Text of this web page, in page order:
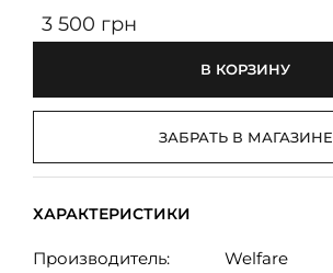
3 500 грн
В КОРЗИНУ
ЗАБРАТЬ В МАГАЗИНЕ
ХАРАКТЕРИСТИКИ
Производитель:
Welfare